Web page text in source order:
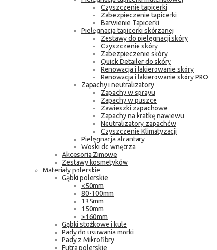
Czyszczenie tapicerki
Zabezpieczenie tapicerki
Barwienie Tapicerki
Pielęgnacja tapicerki skórzanej
Zestawy do pielęgnacji skóry
Czyszczenie skóry
Zabezpieczenie skóry
Quick Detailer do skóry
Renowacja i lakierowanie skóry
Renowacja i lakierowanie skóry PRO
Zapachy i neutralizatory
Zapachy w sprayu
Zapachy w puszce
Zawieszki zapachowe
Zapachy na kratkę nawiewu
Neutralizatory zapachów
Czyszczenie Klimatyzacji
Pielęgnacja alcantary
Woski do wnętrza
Akcesoria Zimowe
Zestawy kosmetyków
Materiały polerskie
Gąbki polerskie
<50mm
80-100mm
135mm
150mm
>160mm
Gąbki stożkowe i kule
Pady do usuwania morki
Pady z Mikrofibry
Futra polerskie